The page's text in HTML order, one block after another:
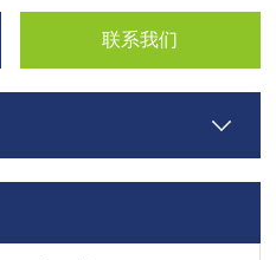
联系我们